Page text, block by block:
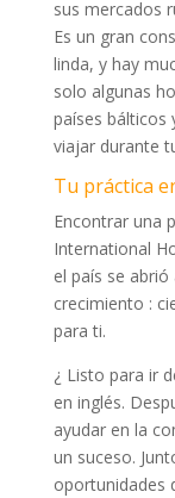
sus mercados
Es un gran
linda, y hay
solo algunas
países bálticos
viajar durante
Tu práctica
Encontrar una
International
el país se
crecimiento :
para ti.
¿ Listo para ir
en inglés.
ayudar en la
un suceso.
oportunidades